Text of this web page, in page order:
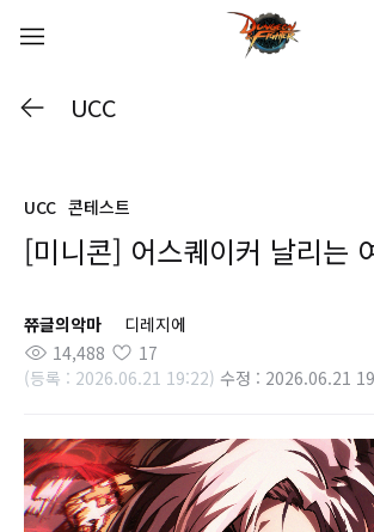
UCC
UCC 콘테스트
[미니콘] 어스퀘이커 날리는
쮸글의악마
디레지에
14,488
17
(등록 : 2026.06.21 19:22) 수정 : 2026.06.21